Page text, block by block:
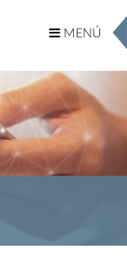
MENÚ
MENÚ